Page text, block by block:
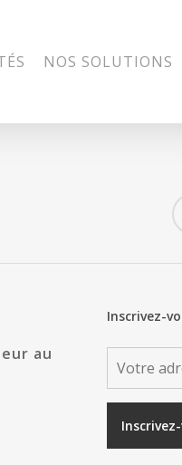
NOS SOLUTIONS
au
Inscrivez-